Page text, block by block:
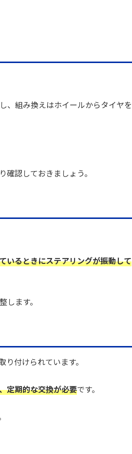
、組み換えはホイールからタイヤを
認しておきましょう。
いるときにステアリングが振動して
ます。
付けられています。
定期的な交換が必要です。